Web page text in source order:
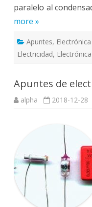
paralelo al
more »
Apuntes, Electrónica
Electricidad, Electrónica
Apuntes de
alpha 2018-12-28